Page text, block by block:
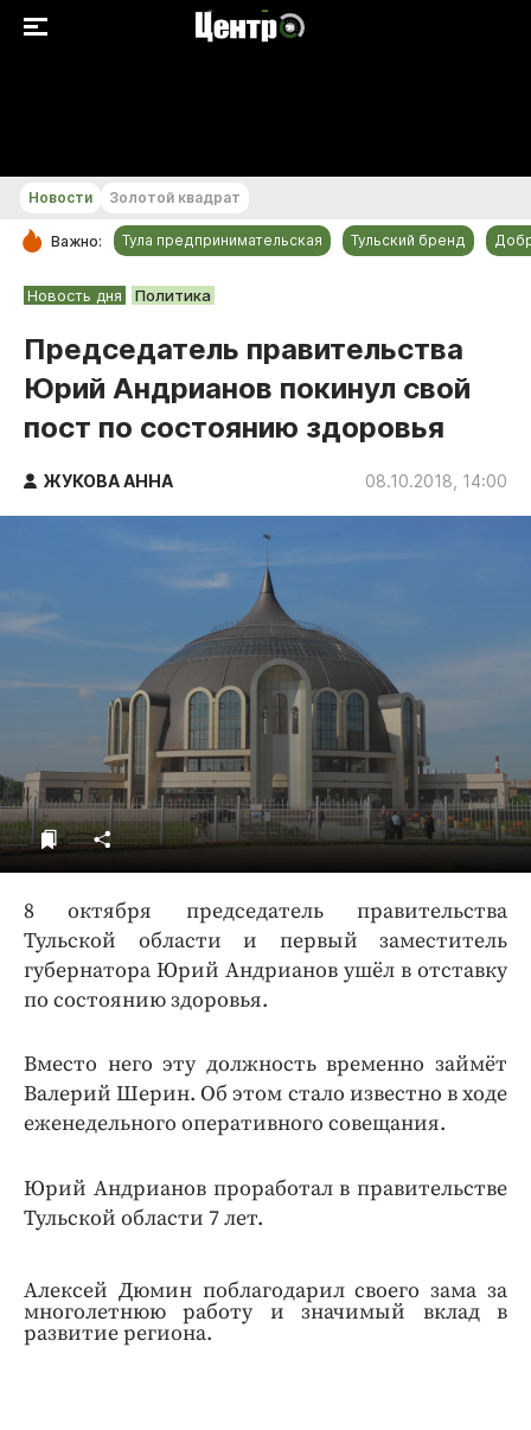
РУБРИКИ
Культура
Происшествия
Спорт
Тульский бренд
Тула предпринимательская
ДоброЦентр
Голодный шпион
Новости Золотой квадрат
Важно: Тула предпринимательская Тульский бренд
Новость дня Политика
Председатель правительства
Юрий Андрианов покинул свой
пост по состоянию здоровья
ЖУКОВА АННА 08.10.2018, 14:00
8 октября председатель правительства
Тульской области и первый заместитель
губернатора Юрий Андрианов ушёл в отставку
по состоянию здоровья.
Вместо него эту должность временно займёт
Валерий Шерин. Об этом стало известно в ходе
еженедельного оперативного совещания.
Юрий Андрианов проработал в правительстве
Тульской области 7 лет.
Алексей Дюмин поблагодарил своего зама за
многолетнюю работу и значимый вклад в
развитие региона.